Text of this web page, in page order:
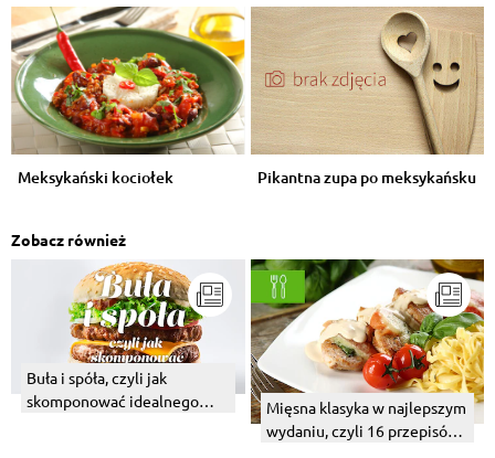
Meksykański kociołek Pikantna zupa po meksykańsku
Zobacz również
Buła i spóła, czyli jak
skomponować idealnego
Mięsna klasyka w najlepszym
wydaniu, czyli 16 przepisów